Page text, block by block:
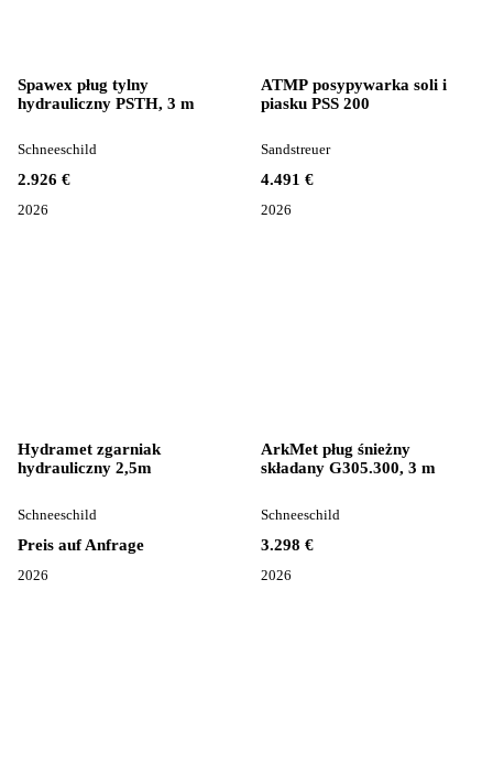
Spawex pług tylny
hydrauliczny PSTH, 3 m
2.926 €
Schneeschild
2026
ATMP posypywarka soli i
piasku PSS 200
4.491 €
Sandstreuer
2026
Hydramet zgarniak
hydrauliczny 2,5m
Preis auf Anfrage
Schneeschild
2026
ArkMet pług śnieżny
składany G305.300, 3 m
3.298 €
Schneeschild
2026